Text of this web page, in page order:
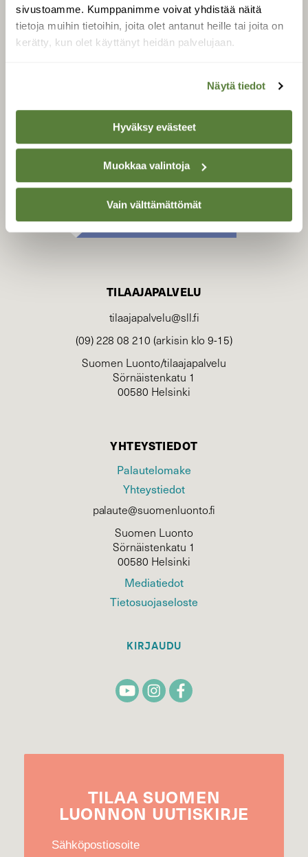
sivustoamme. Kumppanimme voivat yhdistää näitä
tietoja muihin tietoihin, joita olet antanut heille tai joita on
kerätty, kun olet käyttänyt heidän palvelujaan.
Näytä tiedot
Hyväksy evästeet
Muokkaa valintoja
Vain välttämättömät
SUOMEN LUONNON­
Suomen Luonto -lehden
kustantaja onSuomen
luonnonsuojelu­liitto.
TILAAJAPALVELU
tilaajapalvelu@sll.fi
(09) 228 08 210 (arkisin klo 9-15)
Suomen Luonto/tilaajapalvelu
Sörnäistenkatu 1
00580 Helsinki
YHTEYSTIEDOT
Palautelomake
Yhteystiedot
palaute@suomenluonto.fi
Suomen Luonto
Sörnäistenkatu 1
00580 Helsinki
Mediatiedot
Tietosuojaseloste
KIRJAUDU
TILAA SUOMEN
LUONNON UUTIS­KIRJE
Sähköpostiosoite